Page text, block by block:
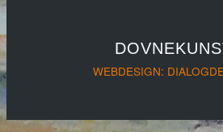
WEBDESIGN: